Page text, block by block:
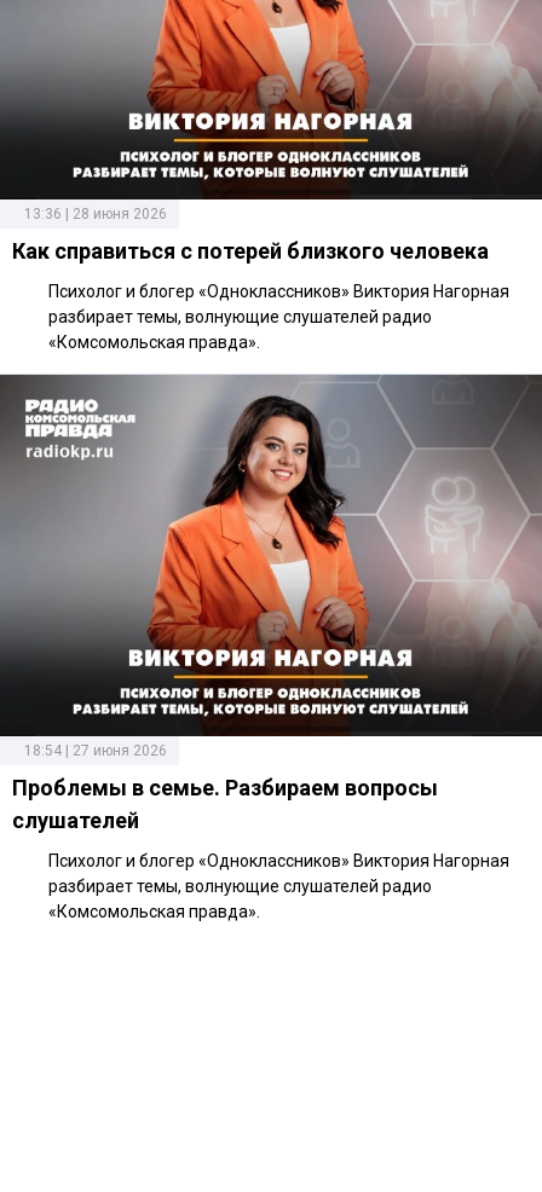
13:36 | 28 июня 2026
Как справиться с потерей близкого человека
Психолог и блогер «Одноклассников» Виктория Нагорная
разбирает темы, волнующие слушателей радио
«Комсомольская правда».
18:54 | 27 июня 2026
Проблемы в семье. Разбираем вопросы
слушателей
Психолог и блогер «Одноклассников» Виктория Нагорная
разбирает темы, волнующие слушателей радио
«Комсомольская правда».